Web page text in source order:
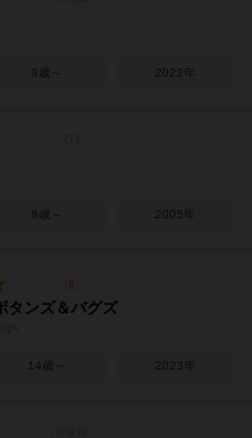
9歳～ 2022年
8歳～ 2005年
タンズ＆バグズ
14歳～ 2023年